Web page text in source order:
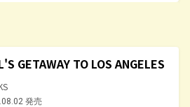
GETAWAY TO LOS ANGELES
発売